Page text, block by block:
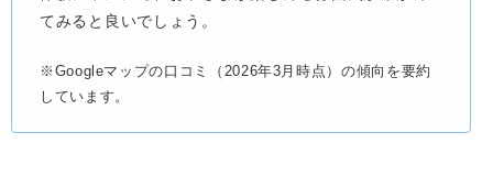
てみると良いでしょう。
※Googleマップの口コミ（2026年3月時点）の傾向を要約
しています。